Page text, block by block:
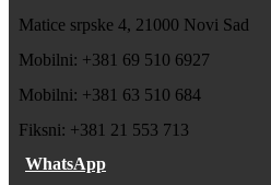
Matice srpske 4, 21000 Novi Sad
Mobilni: +381 69 510 6927
Mobilni: +381 63 510 684
Fiksni: +381 21 553 713
WhatsApp